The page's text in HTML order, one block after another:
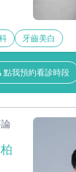
牙齒美白
點我預約看診時段